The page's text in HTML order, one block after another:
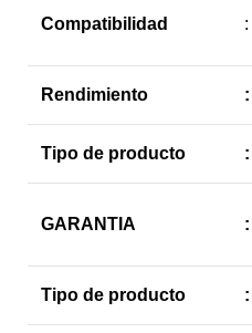
Compatibilidad :
Rendimiento :
Tipo de producto :
GARANTIA :
Tipo de producto :